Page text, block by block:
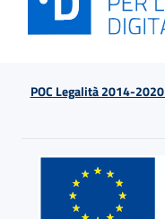
POC Legalità 2014-